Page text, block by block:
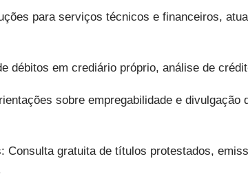
para serviços técnicos e financeiros,
débitos em crediário próprio, análise de
sobre empregabilidade e divulgação
Consulta gratuita de títulos protestados,